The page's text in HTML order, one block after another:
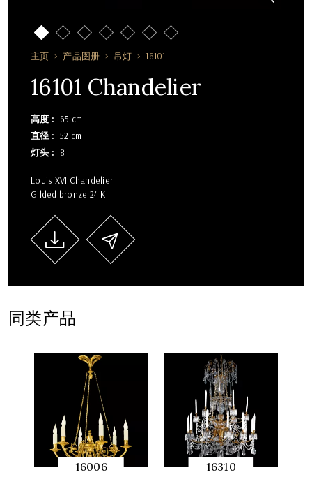
主页 产品图册 吊灯 16101
16101 Chandelier
高度
65 cm
直径
52 cm
灯头
8
Louis XVI Chandelier
Gilded bronze 24 K
同类产品
16006 16310